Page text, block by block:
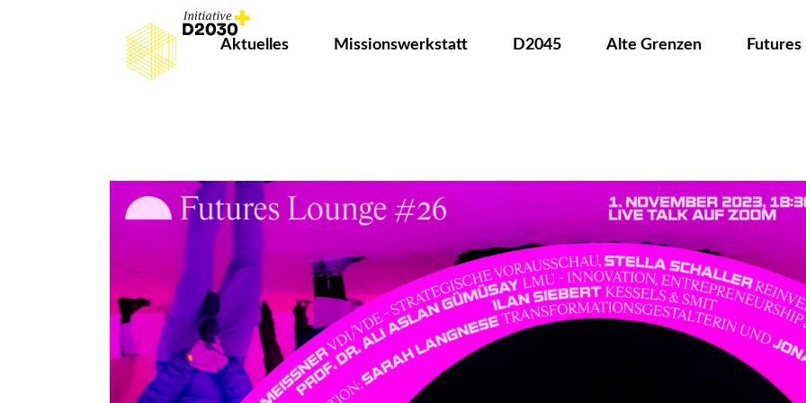
Aktuelles Missionswerkstatt D2045 Alte Grenzen Futures